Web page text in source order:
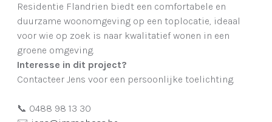
Residentie Flandrien biedt een comfortabele en
duurzame woonomgeving op een toplocatie, ideaal
voor wie op zoek is naar kwalitatief wonen in een
groene omgeving.
Interesse in dit project?
Contacteer Jens voor een persoonlijke toelichting.
📞 0488 98 13 30